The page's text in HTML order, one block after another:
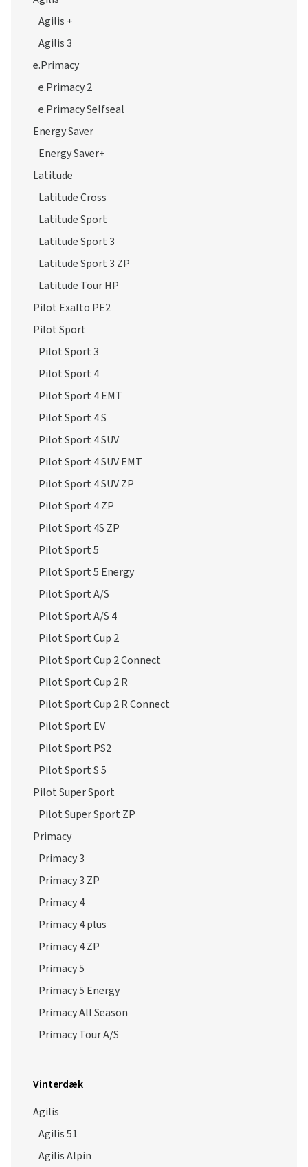
Agilis +
Agilis 3
e.Primacy
e.Primacy 2
e.Primacy Selfseal
Energy Saver
Energy Saver+
Latitude
Latitude Cross
Latitude Sport
Latitude Sport 3
Latitude Sport 3 ZP
Latitude Tour HP
Pilot Exalto PE2
Pilot Sport
Pilot Sport 3
Pilot Sport 4
Pilot Sport 4 EMT
Pilot Sport 4 S
Pilot Sport 4 SUV
Pilot Sport 4 SUV EMT
Pilot Sport 4 SUV ZP
Pilot Sport 4 ZP
Pilot Sport 4S ZP
Pilot Sport 5
Pilot Sport 5 Energy
Pilot Sport A/S
Pilot Sport A/S 4
Pilot Sport Cup 2
Pilot Sport Cup 2 Connect
Pilot Sport Cup 2 R
Pilot Sport Cup 2 R Connect
Pilot Sport EV
Pilot Sport PS2
Pilot Sport S 5
Pilot Super Sport
Pilot Super Sport ZP
Primacy
Primacy 3
Primacy 3 ZP
Primacy 4
Primacy 4 plus
Primacy 4 ZP
Primacy 5
Primacy 5 Energy
Primacy All Season
Primacy Tour A/S
Vinterdæk
Agilis
Agilis 51
Agilis Alpin